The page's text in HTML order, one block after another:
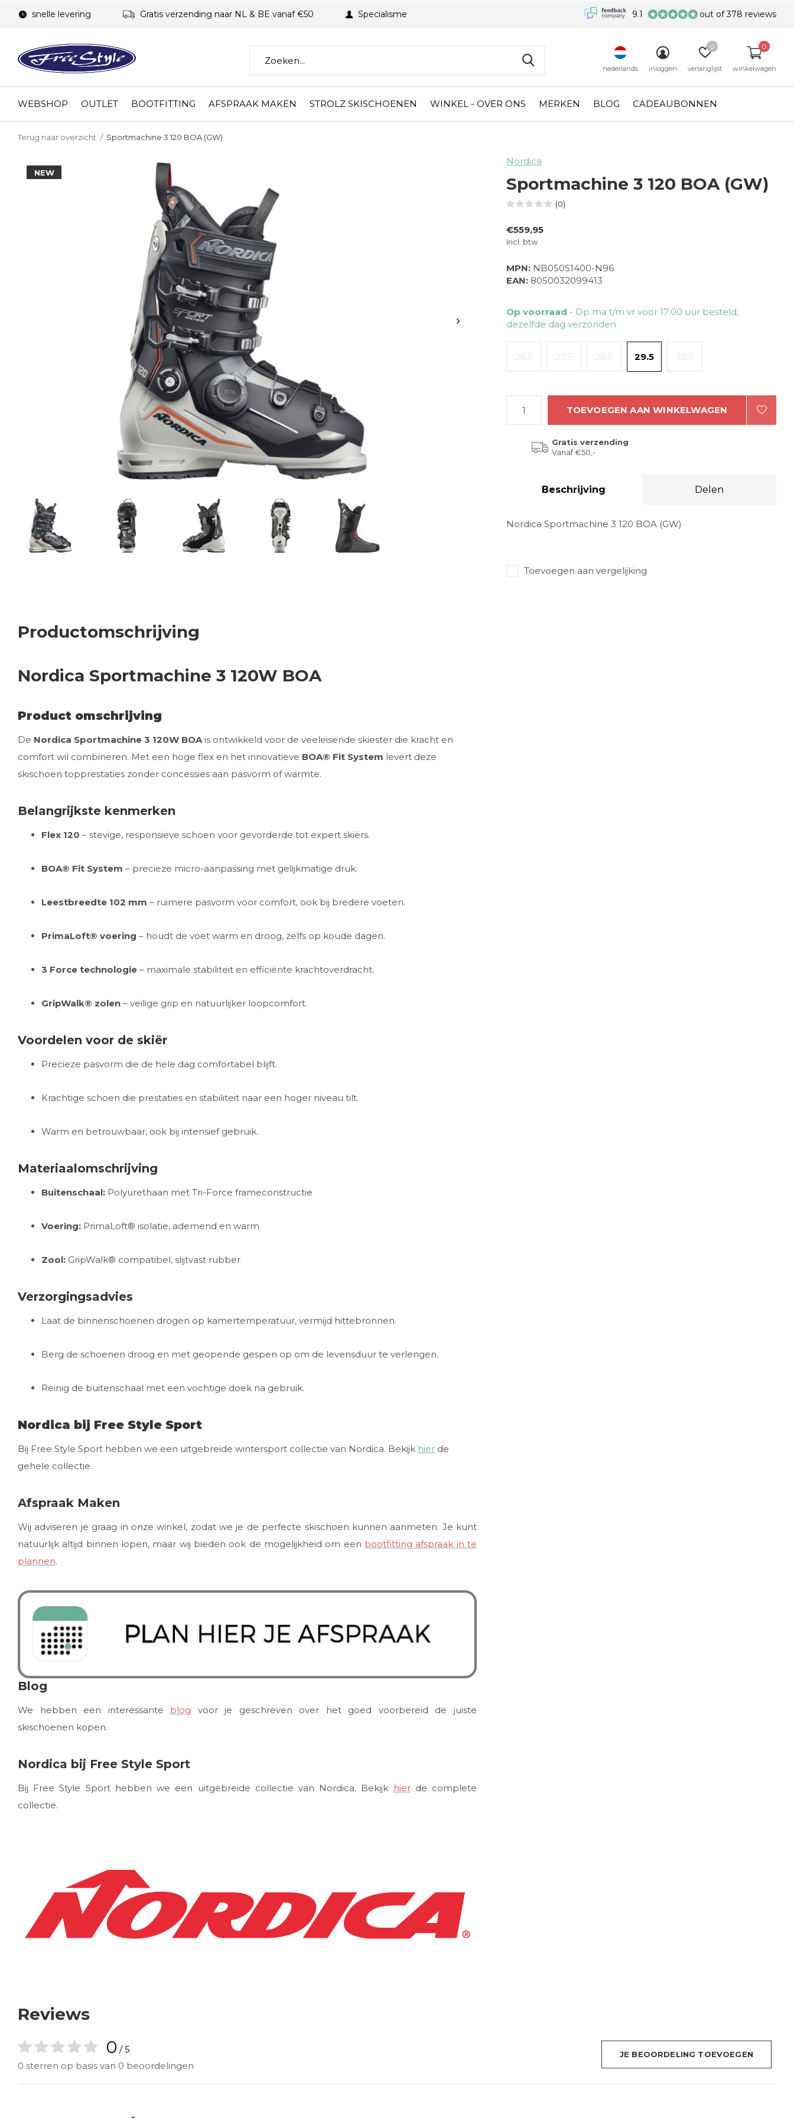
WEBSHOP OUTLET BOOTFITTING AFSPRAAK MAKEN STROLZ SKISCHOENEN WINKEL - OVER ONS MERKEN BLOG CADEAUBONNEN
nederlands inloggen verlanglijst
0
winkelwagen
0
snelle levering Gratis verzending naar NL & BE vanaf €50 Specialisme 9.1 out of 378 reviews
Terug naar overzicht Sportmachine 3 120 BOA (GW)
NEW
Nordica
Sportmachine 3 120 BOA (GW)
(0)
€559,95
Incl. btw
MPN: NB050S1400-N96
EAN: 8050032099413
Op voorraad - Op ma t/m vr voor 17:00 uur besteld,
dezelfde dag verzonden
26.5 27.5 28.5 29.5 30.5
TOEVOEGEN AAN WINKELWAGEN
Gratis verzending
Vanaf €50,-
Beschrijving Delen
Nordica Sportmachine 3 120 BOA (GW)
Toevoegen aan vergelijking
Productomschrijving
Nordica Sportmachine 3 120W BOA
Product omschrijving
De Nordica Sportmachine 3 120W BOAis ontwikkeld voor de veeleisende skiester die kracht en
comfort wil combineren. Met een hoge flex en het innovatieve BOA® Fit System levert deze
skischoen topprestaties zonder concessies aan pasvorm of warmte.
Belangrijkste kenmerken
Flex 120 – stevige, responsieve schoen voor gevorderde tot expert skiërs.
BOA® Fit System – precieze micro-aanpassing met gelijkmatige druk.
Leestbreedte 102 mm – ruimere pasvorm voor comfort, ook bij bredere voeten.
PrimaLoft® voering – houdt de voet warm en droog, zelfs op koude dagen.
3 Force technologie – maximale stabiliteit en efficiënte krachtoverdracht.
GripWalk® zolen – veilige grip en natuurlijker loopcomfort.
Voordelen voor de skiër
Precieze pasvorm die de hele dag comfortabel blijft.
Krachtige schoen die prestaties en stabiliteit naar een hoger niveau tilt.
Warm en betrouwbaar, ook bij intensief gebruik.
Materiaalomschrijving
Buitenschaal: Polyurethaan met Tri-Force frameconstructie
Voering: PrimaLoft® isolatie, ademend en warm
Zool: GripWalk® compatibel, slijtvast rubber
Verzorgingsadvies
Laat de binnenschoenen drogen op kamertemperatuur, vermijd hittebronnen.
Berg de schoenen droog en met geopende gespen op om de levensduur te verlengen.
Reinig de buitenschaal met een vochtige doek na gebruik.
Nordica bij Free Style Sport
Bij Free Style Sport hebben we een uitgebreide wintersport collectie van Nordica. Bekijk hier de
gehele collectie.
Afspraak Maken
Wij adviseren je graag in onze winkel, zodat we je de perfecte skischoen kunnen aanmeten. Je kunt
natuurlijk altijd binnen lopen, maar wij bieden ook de mogelijkheid om een bootfitting afspraak in te
plannen.
Blog
We hebben een interessante blog voor je geschreven over het goed voorbereid de juiste
skischoenen kopen.
Nordica bij Free Style Sport
Bij Free Style Sport hebben we een uitgebreide collectie van Nordica. Bekijk hierde complete
collectie.
Reviews
0 / 5
0 sterren op basis van 0 beoordelingen
JE BEOORDELING TOEVOEGEN